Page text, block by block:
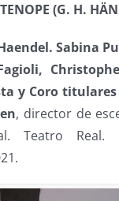
(G. H.
Sabina
y Coro
, director de
Teatro